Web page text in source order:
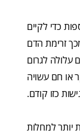
כדי לקיים
זרימת הדם
עלולה לגרום
או חם עשויה
כזו קודם.
יותר למחלות